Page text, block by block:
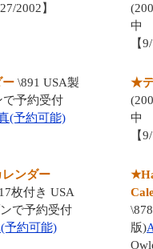
2002】
【
\891 USA製
で予約受付
(予約可能)
★デ
【
ンダー
枚付き USA
で予約受付
予約可能)
版)